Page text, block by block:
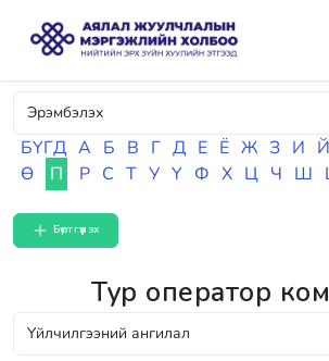
БҮГД А Б В Г Д Е Ё Ж З И Й
Ө
П Р С Т У Ү Ф Х Ц Ч Ш
Бүртгүүлэх
Тур оператор